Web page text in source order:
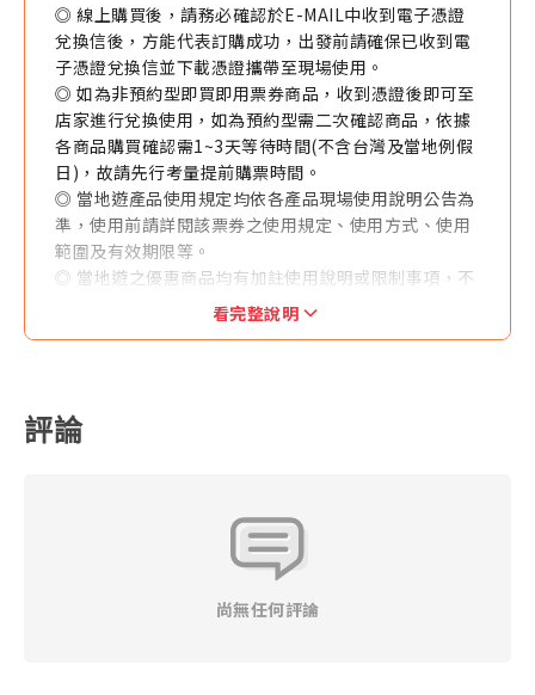
◎ 線上購買後，請務必確認於E-MAIL中收到電子憑證
兌換信後，方能代表訂購成功，出發前請確保已收到電
子憑證兌換信並下載憑證攜帶至現場使用。
◎ 如為非預約型即買即用票券商品，收到憑證後即可至
店家進行兌換使用，如為預約型需二次確認商品，依據
各商品購買確認需1~3天等待時間(不含台灣及當地例假
日)，故請先行考量提前購票時間。
◎ 當地遊產品使用規定均依各產品現場使用說明公告為
準，使用前請詳閱該票券之使用規定、使用方式、使用
範圍及有效期限等。
◎ 當地遊之優惠商品均有加註使用說明或限制事項，不
得與其他優惠方案同時併用。
◎ 每筆訂購（以訂單編號為準）限發送一個聯絡人E-
◎ 本產品售價均為優惠售價。如各供應商於官網有不定
◎ 當地遊產品一經售出，指定日期或有標示使用效期產
品不得退換、改票，如無使用期限之產品依其退改規定
辦理之，且需憑原始購買憑證 （本網當初開立之旅行業
◎ 訂購本網商品須遵守本公司會員規定，不得轉售或以
看完整說明
評論
尚無任何評論